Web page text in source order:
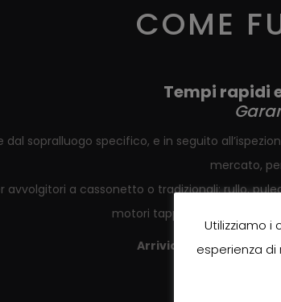
COME
Tempi rapidi
dal sopralluogo specifico, e in seguito
mercato,
avvolgitori a cassonetto o tradizionali: rullo,
motori tapparelle cablati o
Arriviamo in loco
Utilizziamo i
esperienza di